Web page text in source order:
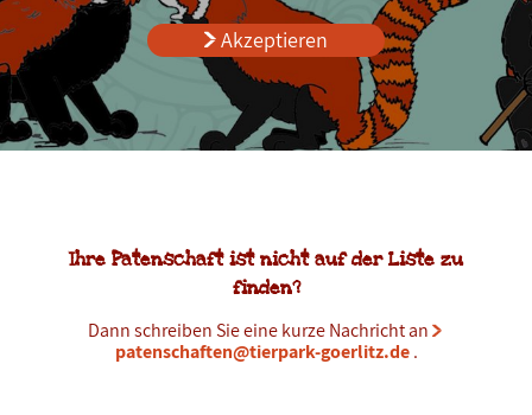
Akzeptieren
Ihre Patenschaft ist nicht auf der Liste zu
finden?
Dann schreiben Sie eine kurze Nachricht an
patenschaften@tierpark-goerlitz.de.